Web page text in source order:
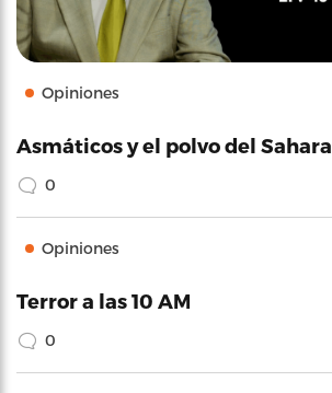
Opiniones
Asmáticos y el polvo del Sahara
0
Opiniones
Terror a las 10 AM
0